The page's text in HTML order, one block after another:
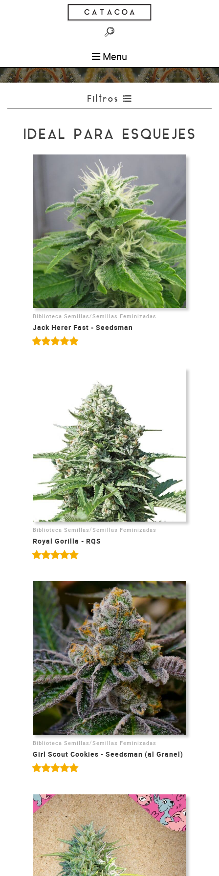
Menu
Filtros
IDEAL PARA ESQUEJES
Biblioteca Semillas/Semillas Feminizadas
Jack Herer Fast - Seedsman
Biblioteca Semillas /Semillas Feminizadas
Royal Gorilla - RQS
Biblioteca Semillas/Semillas Feminizadas
Girl Scout Cookies - Seedsman (al Granel)